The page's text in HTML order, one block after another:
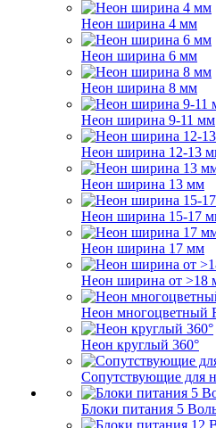
Неон ширина 4 мм
Неон ширина 6 мм
Неон ширина 8 мм
Неон ширина 9-11 мм
Неон ширина 12-13
Неон ширина 13 мм
Неон ширина 15-17
Неон ширина 17 мм
Неон ширина от >18
Неон многоцветный
Неон круглый 360°
Сопутствующие для
Блоки питания 5